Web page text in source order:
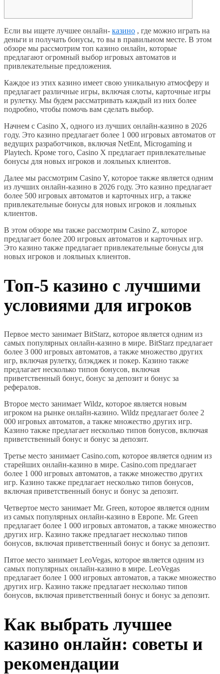
Если вы ищете лучшее онлайн- казино , где можно играть на
деньги и получать бонусы, то вы в правильном месте. В этом
обзоре мы рассмотрим топ казино онлайн, которые
предлагают огромный выбор игровых автоматов и
привлекательные предложения.
Каждое из этих казино имеет свою уникальную атмосферу и
предлагает различные игры, включая слоты, карточные игры
и рулетку. Мы будем рассматривать каждый из них более
подробно, чтобы помочь вам сделать выбор.
Начнем с Casino X, одного из лучших онлайн-казино в 2026
году. Это казино предлагает более 1 000 игровых автоматов от
ведущих разработчиков, включая NetEnt, Microgaming и
Playtech. Кроме того, Casino X предлагает привлекательные
бонусы для новых игроков и лояльных клиентов.
Далее мы рассмотрим Casino Y, которое также является одним
из лучших онлайн-казино в 2026 году. Это казино предлагает
более 500 игровых автоматов и карточных игр, а также
привлекательные бонусы для новых игроков и лояльных
клиентов.
В этом обзоре мы также рассмотрим Casino Z, которое
предлагает более 200 игровых автоматов и карточных игр.
Это казино также предлагает привлекательные бонусы для
новых игроков и лояльных клиентов.
Топ-5 казино с лучшими
условиями для игроков
Первое место занимает BitStarz, которое является одним из
самых популярных онлайн-казино в мире. BitStarz предлагает
более 3 000 игровых автоматов, а также множество других
игр, включая рулетку, блэкджек и покер. Казино также
предлагает несколько типов бонусов, включая
приветственный бонус, бонус за депозит и бонус за
рефералов.
Второе место занимает Wildz, которое является новым
игроком на рынке онлайн-казино. Wildz предлагает более 2
000 игровых автоматов, а также множество других игр.
Казино также предлагает несколько типов бонусов, включая
приветственный бонус и бонус за депозит.
Третье место занимает Casino.com, которое является одним из
старейших онлайн-казино в мире. Casino.com предлагает
более 1 000 игровых автоматов, а также множество других
игр. Казино также предлагает несколько типов бонусов,
включая приветственный бонус и бонус за депозит.
Четвертое место занимает Mr. Green, которое является одним
из самых популярных онлайн-казино в Европе. Mr. Green
предлагает более 1 000 игровых автоматов, а также множество
других игр. Казино также предлагает несколько типов
бонусов, включая приветственный бонус и бонус за депозит.
Пятое место занимает LeoVegas, которое является одним из
самых популярных онлайн-казино в мире. LeoVegas
предлагает более 1 000 игровых автоматов, а также множество
других игр. Казино также предлагает несколько типов
бонусов, включая приветственный бонус и бонус за депозит.
Как выбрать лучшее
казино онлайн: советы и
рекомендации